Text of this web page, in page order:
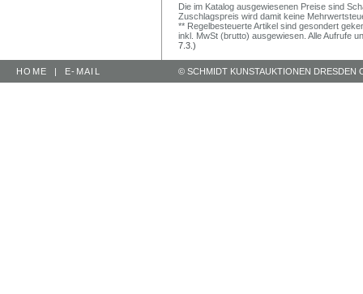
Die im Katalog ausgewiesenen Preise sind
Zuschlagspreis wird damit keine
** Regelbesteuerte Artikel sind gesondert
inkl. MwSt (brutto) ausgewiesen. Alle Aufrufe
7.3.)
HOME | E-MAIL © SCHMIDT KUNSTAUKTIONEN DRESDEN